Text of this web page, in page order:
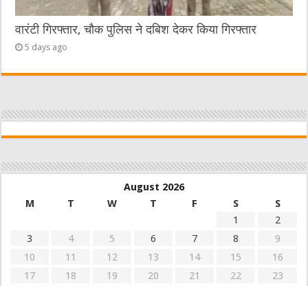
वारंटी गिरफ्तार, चौक पुलिस ने दबिश देकर किया गिरफ्तार
5 days ago
August 2026
M
T W T F S
S
1
2
3
4 5 6 7 8
9
10
11 12 13 14 15
16
17
18 19 20 21 22
23